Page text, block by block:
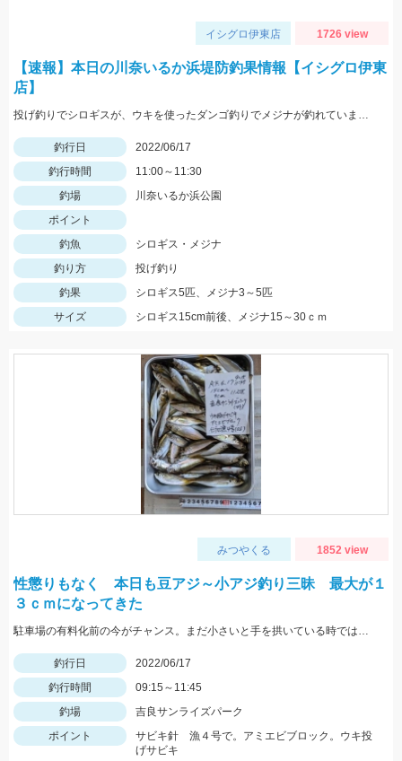
イシグロ伊東店 1726 view
【速報】本日の川奈いるか浜堤防釣果情報【イシグロ伊東
店】
投げ釣りでシロギスが、ウキを使ったダンゴ釣りでメジナが釣れていました！
釣行日
2022/06/17
釣行時間
11:00～11:30
釣場
川奈いるか浜公園
ポイント
釣魚
シロギス・メジナ
釣り方
投げ釣り
釣果
シロギス5匹、メジナ3～5匹
サイズ
シロギス15cm前後、メジナ15～30ｃｍ
みつやくる 1852 view
性懲りもなく 本日も豆アジ～小アジ釣り三昧 最大が１
３ｃｍになってきた
駐車場の有料化前の今がチャンス。まだ小さいと手を拱いている時ではない。
釣行日
2022/06/17
釣行時間
09:15～11:45
釣場
吉良サンライズパーク
ポイント
サビキ針 漁４号で。アミエビブロック。ウキ投
げサビキ